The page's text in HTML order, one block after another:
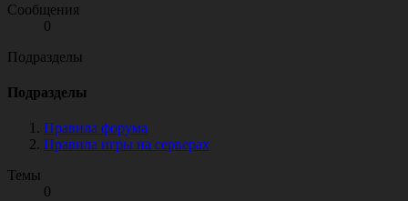
Сообщения
0
Подразделы
Подразделы
Правила форума
Правила игры на серверах
Темы
0